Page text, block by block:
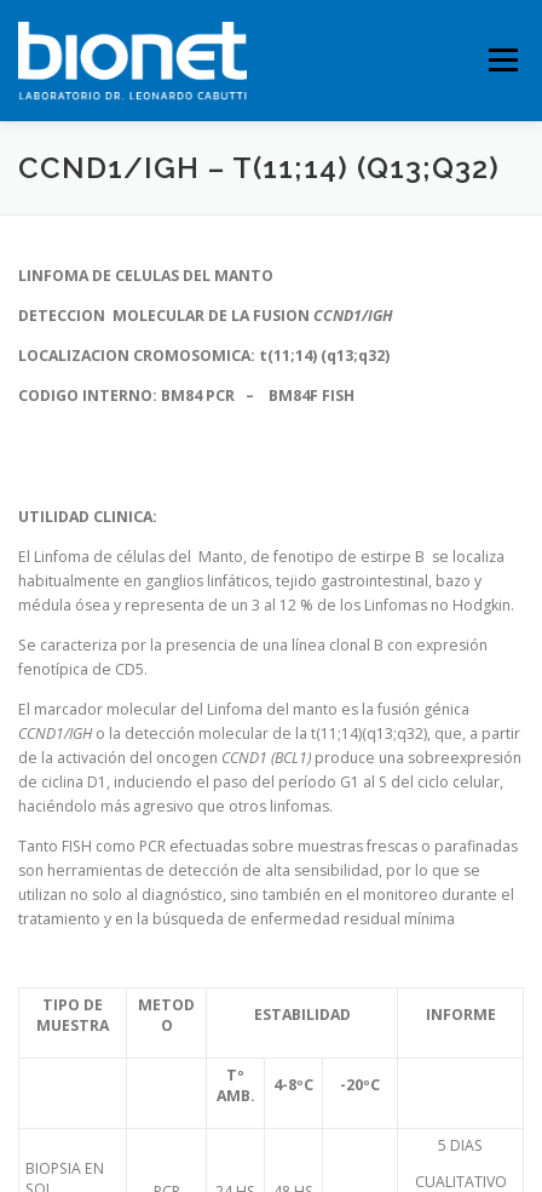
contenido
Menú
QUIENES SOMOS PRESTACIONES
CCND1/IGH – T(11;14) (Q13;Q32)
LINFOMA DE CELULAS DEL MANTO
DETECCION MOLECULAR DE LA FUSION CCND1/IGH
LOCALIZACION CROMOSOMICA: t(11;14) (q13;q32)
CODIGO INTERNO: BM84 PCR – BM84F FISH
UTILIDAD CLINICA:
El Linfoma de células del Manto, de fenotipo de estirpe B se localiza
habitualmente en ganglios linfáticos, tejido gastrointestinal, bazo y
médula ósea y representa de un 3 al 12 % de los Linfomas no Hodgkin.
Se caracteriza por la presencia de una línea clonal B con expresión
fenotípica de CD5.
El marcador molecular del Linfoma del manto es la fusión génica
CCND1/IGHo la detección molecular de la t(11;14)(q13;q32), que, a partir
de la activación del oncogen CCND1 (BCL1) produce una sobreexpresión
de ciclina D1, induciendo el paso del período G1 al S del ciclo celular,
haciéndolo más agresivo que otros linfomas.
Tanto FISH como PCR efectuadas sobre muestras frescas o parafinadas
son herramientas de detección de alta sensibilidad, por lo que se
utilizan no solo al diagnóstico, sino también en el monitoreo durante el
tratamiento y en la búsqueda de enfermedad residual mínima
TIPO DE
MUESTRA
METOD
O
ESTABILIDAD INFORME
Tº
AMB.
4-8ºC -20ºC
BIOPSIA EN
5 DIAS
CUALITATIVO